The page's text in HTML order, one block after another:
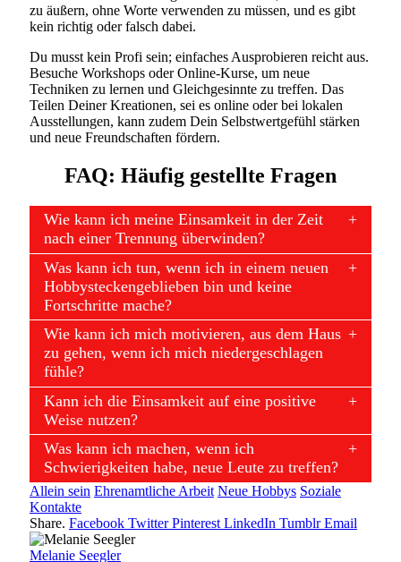
zu äußern, ohne Worte verwenden zu müssen, und es gibt
kein richtig oder falsch dabei.
Du musst kein Profi sein; einfaches Ausprobieren reicht aus.
Besuche Workshops oder Online-Kurse, um neue
Techniken zu lernen und Gleichgesinnte zu treffen. Das
Teilen Deiner Kreationen, sei es online oder bei lokalen
Ausstellungen, kann zudem Dein Selbstwertgefühl stärken
und neue Freundschaften fördern.
FAQ: Häufig gestellte Fragen
Wie kann ich meine Einsamkeit in der Zeit
nach einer Trennung überwinden?
Was kann ich tun, wenn ich in einem neuen
Hobbysteckengeblieben bin und keine
Fortschritte mache?
Wie kann ich mich motivieren, aus dem Haus
zu gehen, wenn ich mich niedergeschlagen
fühle?
Kann ich die Einsamkeit auf eine positive
Weise nutzen?
Was kann ich machen, wenn ich
Schwierigkeiten habe, neue Leute zu treffen?
Allein sein Ehrenamtliche Arbeit Neue Hobbys Soziale
Kontakte
Share. Facebook Twitter Pinterest LinkedIn Tumblr Email
Melanie Seegler